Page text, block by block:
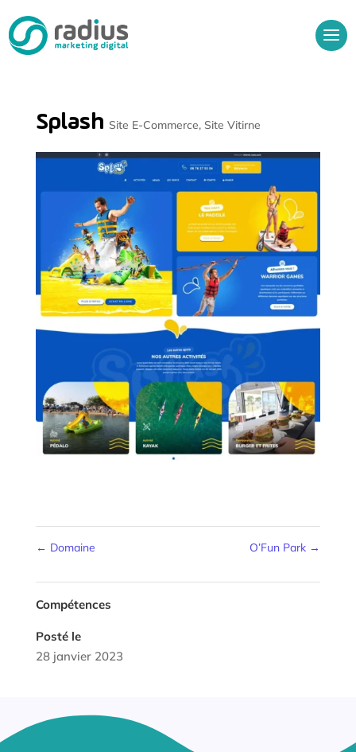
Audit Gratuit
Splash Site E-Commerce, Site Vitirne
← Domaine O’Fun Park →
Compétences
Posté le
28 janvier 2023